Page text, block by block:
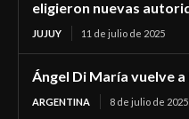
eligieron nuevas
JUJUY 11 de julio de 2025
Ángel Di María vuelve
ARGENTINA 8 de julio de 2025